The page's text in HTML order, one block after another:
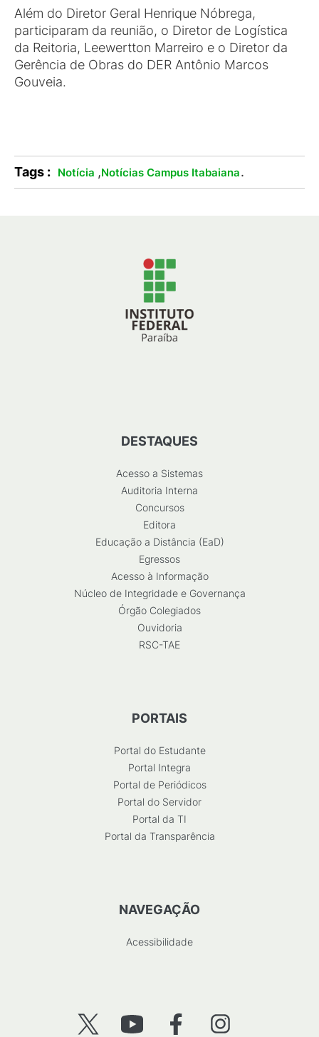
Além do Diretor Geral Henrique Nóbrega,
participaram da reunião, o Diretor de Logística
da Reitoria, Leewertton Marreiro e o Diretor da
Gerência de Obras do DER Antônio Marcos
Gouveia.
Tags : Notícia ,Notícias Campus Itabaiana.
DESTAQUES
Acesso a Sistemas
Auditoria Interna
Concursos
Editora
Educação a Distância (EaD)
Egressos
Acesso à Informação
Núcleo de Integridade e Governança
Órgão Colegiados
Ouvidoria
RSC-TAE
PORTAIS
Portal do Estudante
Portal Integra
Portal de Periódicos
Portal do Servidor
Portal da TI
Portal da Transparência
NAVEGAÇÃO
Acessibilidade